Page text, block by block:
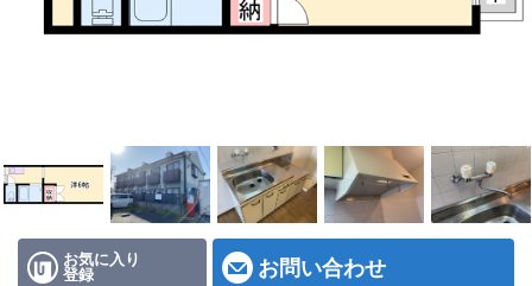
地域から探す
スタッフ紹介
店舗情報·アクセス
会社概要お気に入り
登録 お問い合わせ